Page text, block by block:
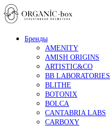
Бренды
AMENITY
AMISH ORIGINS
ARTISTIC&CO
BB LABORATORIES
BLITHE
BOTONIX
BOLCA
CANTABRIA LABS
CARBOXY